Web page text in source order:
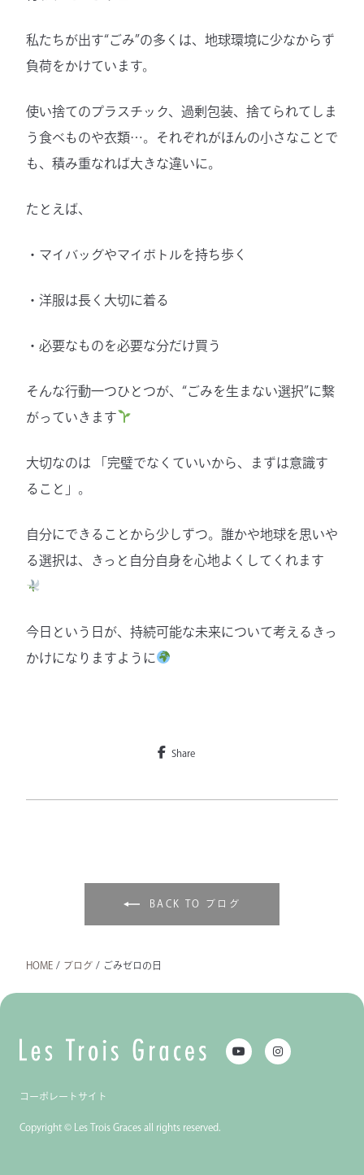
私たちが出す“ごみ”の多くは、地球環境に少なからず
負荷をかけています。
使い捨てのプラスチック、過剰包装、捨てられてしま
う食べものや衣類…。それぞれがほんの小さなことで
も、積み重なれば大きな違いに。
たとえば、
・マイバッグやマイボトルを持ち歩く
・洋服は長く大切に着る
・必要なものを必要な分だけ買う
そんな行動一つひとつが、“ごみを生まない選択”に繋
がっていきます
大切なのは 「完璧でなくていいから、まずは意識す
ること」。
自分にできることから少しずつ。誰かや地球を思いや
る選択は、きっと自分自身を心地よくしてくれます
今日という日が、持続可能な未来について考えるきっ
かけになりますように
Share
BACK TO ブログ
HOME / ブログ / ごみゼロの日
コーポレートサイト
Copyright © Les Trois Graces all rights reserved.